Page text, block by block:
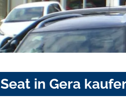
Seat in Gera